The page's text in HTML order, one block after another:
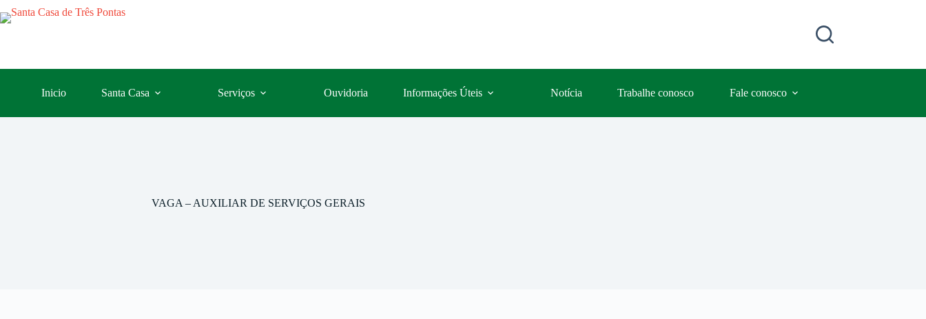
Inicio Santa Casa Serviços Ouvidoria Informações Úteis Notícia Trabalhe conosco Fale conosco
VAGA – AUXILIAR DE SERVIÇOS GERAIS